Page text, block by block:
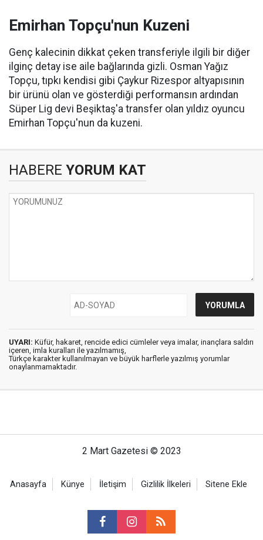
Emirhan Topçu'nun Kuzeni
Genç kalecinin dikkat çeken transferiyle ilgili bir diğer
ilginç detay ise aile bağlarında gizli. Osman Yağız
Topçu, tıpkı kendisi gibi Çaykur Rizespor altyapısının
bir ürünü olan ve gösterdiği performansın ardından
Süper Lig devi Beşiktaş'a transfer olan yıldız oyuncu
Emirhan Topçu'nun da kuzeni.
HABERE YORUM KAT
UYARI: Küfür, hakaret, rencide edici cümleler veya imalar, inançlara saldırı
içeren, imla kuralları ile yazılmamış,
Türkçe karakter kullanılmayan ve büyük harflerle yazılmış yorumlar
onaylanmamaktadır.
2 Mart Gazetesi © 2023
Anasayfa Künye İletişim Gizlilik İlkeleri Sitene Ekle